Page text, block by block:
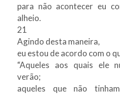
para não acontecer eu
alheio.
21
Agindo desta maneira,
eu estou de acordo com o
“Aqueles aos quais ele
verão;
aqueles que não